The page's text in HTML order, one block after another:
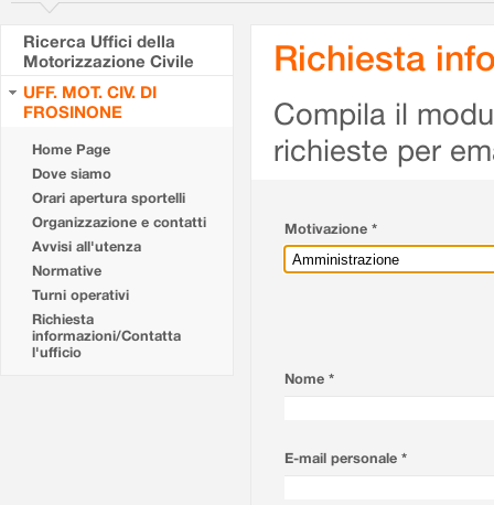
Ricerca Uffici della
Motorizzazione Civile
UFF. MOT. CIV. DI
FROSINONE
Home Page
Dove siamo
Orari apertura sportelli
Organizzazione e contatti
Avvisi all'utenza
Normative
Turni operativi
Richiesta
informazioni/Contatta
l'ufficio
Richiesta
Compila il
richieste per
Motivazione *
Nome *
E-mail personale *